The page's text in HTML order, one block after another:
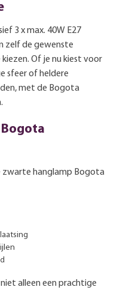
3 x max. 40W E27
zelf de gewenste
Of je nu kiest voor
sfeer of heldere
met de Bogota
zwarte hanglamp Bogota
alleen een prachtige